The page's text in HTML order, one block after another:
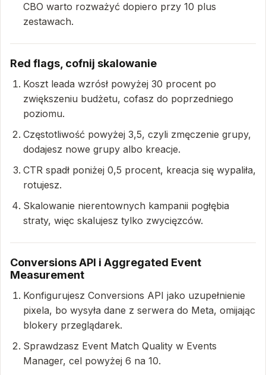
CBO warto rozważyć dopiero przy 10 plus
zestawach.
Red flags, cofnij skalowanie
Koszt leada wzrósł powyżej 30 procent po
zwiększeniu budżetu, cofasz do poprzedniego
poziomu.
Częstotliwość powyżej 3,5, czyli zmęczenie grupy,
dodajesz nowe grupy albo kreacje.
CTR spadł poniżej 0,5 procent, kreacja się wypaliła,
rotujesz.
Skalowanie nierentownych kampanii pogłębia
straty, więc skalujesz tylko zwycięzców.
Conversions API i Aggregated Event
Measurement
Konfigurujesz Conversions API jako uzupełnienie
pixela, bo wysyła dane z serwera do Meta, omijając
blokery przeglądarek.
Sprawdzasz Event Match Quality w Events
Manager, cel powyżej 6 na 10.